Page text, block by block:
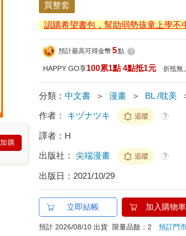
加購
買整套
認購希望書包，幫助弱勢孩童上學不
預計最高可得金幣 5點 ?
HAPPY GO享100累1點 4點抵1元 折抵無
分類： 中文書 ＞ 漫畫 ＞ BL /耽美
作者： キヅナツキ 追蹤 ?
譯者： H
出版社： 尖端漫畫 追蹤 ?
出版日： 2021/10/29
立即結帳 加入購物車
預計 2026/08/10 出貨 限量品餘：2預訂門